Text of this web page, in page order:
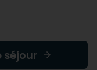
séjour